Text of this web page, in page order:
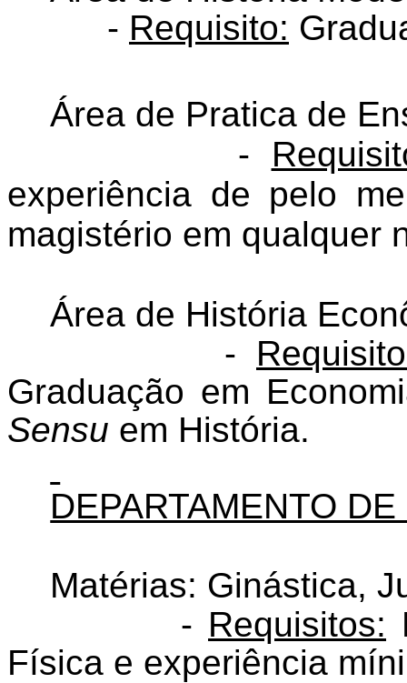
- Requisito:
Área de Pratica de
-
experiência de pelo
magistério em qualquer
Área de História
-
Graduação em
Sensu em História.
DEPARTAMENTO
Matérias: Ginástica,
- Requisitos:
Física e experiência